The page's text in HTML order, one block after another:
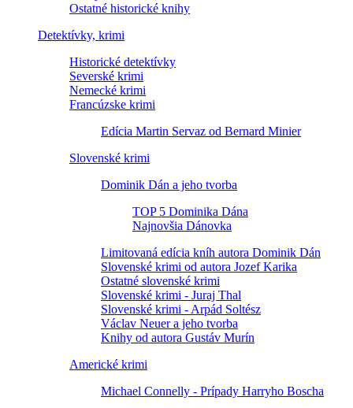
Ostatné historické knihy
Detektívky, krimi
Historické detektívky
Severské krimi
Nemecké krimi
Francúzske krimi
Edícia Martin Servaz od Bernard Minier
Slovenské krimi
Dominik Dán a jeho tvorba
TOP 5 Dominika Dána
Najnovšia Dánovka
Limitovaná edícia kníh autora Dominik Dán
Slovenské krimi od autora Jozef Karika
Ostatné slovenské krimi
Slovenské krimi - Juraj Thal
Slovenské krimi - Arpád Soltész
Václav Neuer a jeho tvorba
Knihy od autora Gustáv Murín
Americké krimi
Michael Connelly - Prípady Harryho Boscha